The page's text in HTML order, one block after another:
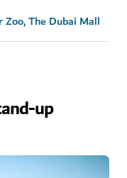
The Dubai Mall
up